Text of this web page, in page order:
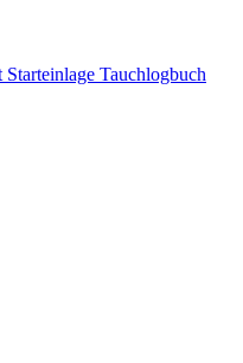
Tauchlogbuch